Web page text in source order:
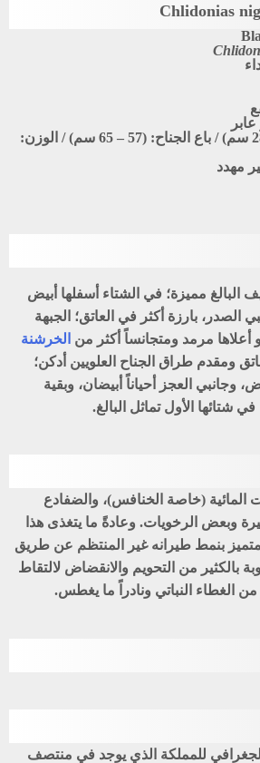
الطول: (23 – 28 سم) / باع الجناح: (57 – 65 سم) / الوزن:
مهدد
مميزة؛ في الشتاء أسفلها أبيض
الصدر، بارزة أكثر في العاتق؛ الجبهة
أعلاها مرمد ومتجانساً أكثر من الخرشنة
ومقدم طراق الجناح العلويين أدكن؛
العجز أحياناً أبيضان، وبقية
شتائها الأول تماثل البالغ.
المائية (خاصة الخنافس)، والضفادع
وبعض الرخويات. وعادةً ما يتغذى هذا
بنمط طيرانه غير المنتظم عن طريق
بالكثير من التحويم والانقضاض لالتقاط
الغطاء النباتي ونادراً ما يغطس.
للمملكة الذي يوجد في منتصف